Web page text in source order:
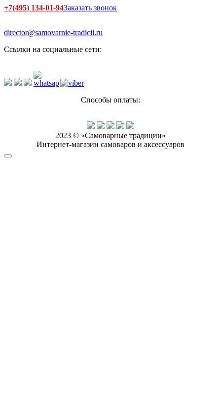
+7(495) 134-01-94Заказать звонок
director@samovarnie-tradicii.ru
Ссылки на социальные сети:
Способы оплаты:
2023 © «Самоварные традиции»
Интернет-магазин самоваров и аксессуаров